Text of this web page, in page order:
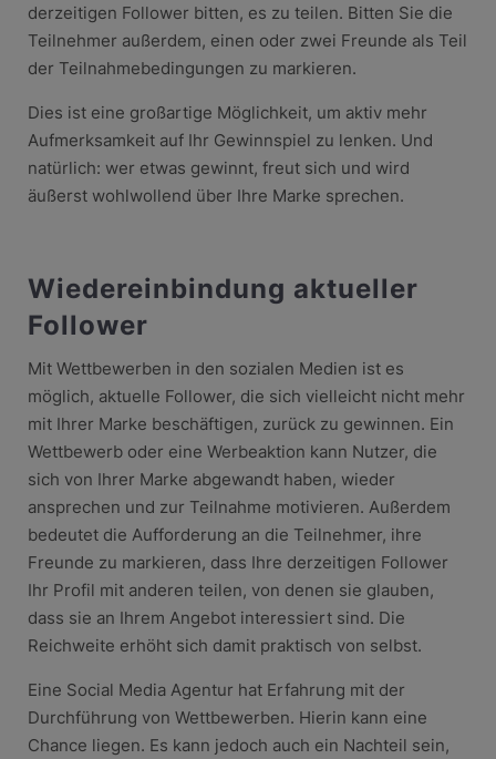
derzeitigen Follower bitten, es zu teilen. Bitten Sie die
Teilnehmer außerdem, einen oder zwei Freunde als Teil
der Teilnahmebedingungen zu markieren.
Dies ist eine großartige Möglichkeit, um aktiv mehr
Aufmerksamkeit auf Ihr Gewinnspiel zu lenken. Und
natürlich: wer etwas gewinnt, freut sich und wird
äußerst wohlwollend über Ihre Marke sprechen.
Wiedereinbindung aktueller
Follower
Mit Wettbewerben in den sozialen Medien ist es
möglich, aktuelle Follower, die sich vielleicht nicht mehr
mit Ihrer Marke beschäftigen, zurück zu gewinnen. Ein
Wettbewerb oder eine Werbeaktion kann Nutzer, die
sich von Ihrer Marke abgewandt haben, wieder
ansprechen und zur Teilnahme motivieren. Außerdem
bedeutet die Aufforderung an die Teilnehmer, ihre
Freunde zu markieren, dass Ihre derzeitigen Follower
Ihr Profil mit anderen teilen, von denen sie glauben,
dass sie an Ihrem Angebot interessiert sind. Die
Reichweite erhöht sich damit praktisch von selbst.
Eine Social Media Agentur hat Erfahrung mit der
Durchführung von Wettbewerben. Hierin kann eine
Chance liegen. Es kann jedoch auch ein Nachteil sein,